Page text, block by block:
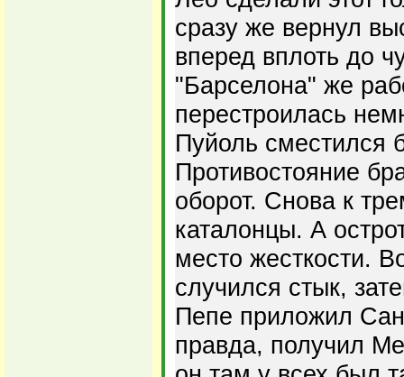
сразу же вернул
вперед вплоть до
"Барселона" же
перестроилась
Пуйоль сместился
Противостояние
оборот. Снова к
каталонцы. А
место жесткости.
случился стык,
Пепе приложил
правда, получил